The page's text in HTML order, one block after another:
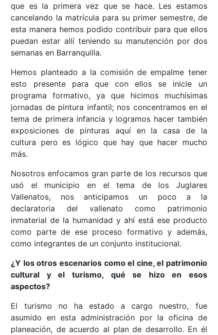
que es la primera vez que se hace. Les estamos
cancelando la matrícula para su primer semestre, de
esta manera hemos podido contribuir para que ellos
puedan estar allí teniendo su manutención por dos
semanas en Barranquilla.
Hemos planteado a la comisión de empalme tener
esto presente para que con ellos se inicie un
programa formativo, ya que hicimos muchísimas
jornadas de pintura infantil; nos concentramos en el
tema de primera infancia y logramos hacer también
exposiciones de pinturas aquí en la casa de la
cultura pero es lógico que hay que hacer mucho
más.
Nosotros enfocamos gran parte de los recursos que
usó el municipio en el tema de los Juglares
Vallenatos, nos anticipamos un poco a la
declaratoria del vallenato como patrimonio
inmaterial de la humanidad y ahí está ese producto
como parte de ese proceso formativo y además,
como integrantes de un conjunto institucional.
¿Y los otros escenarios como el cine, el patrimonio
cultural y el turismo, qué se hizo en esos
aspectos?
El turismo no ha estado a cargo nuestro, fue
asumido en esta administración por la oficina de
planeación, de acuerdo al plan de desarrollo. En él